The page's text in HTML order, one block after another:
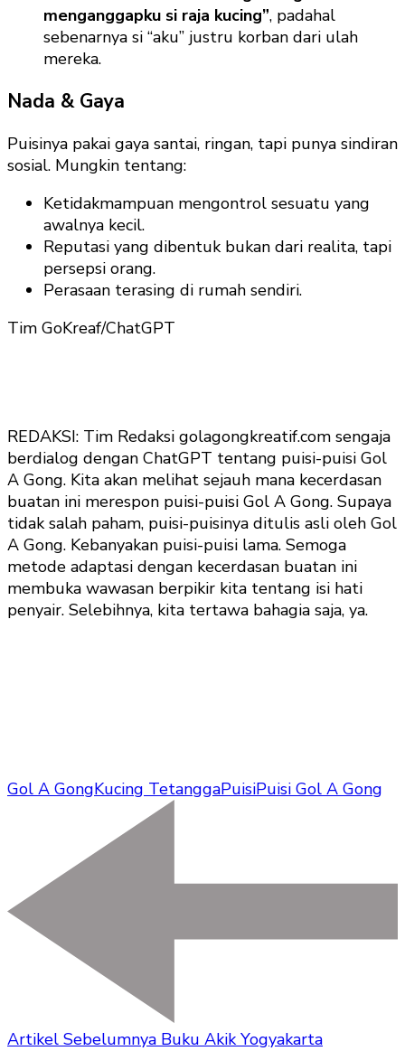
menganggapku si raja kucing”, padahal
sebenarnya si “aku” justru korban dari ulah
mereka.
Nada & Gaya
Puisinya pakai gaya santai, ringan, tapi punya sindiran
sosial. Mungkin tentang:
Ketidakmampuan mengontrol sesuatu yang
awalnya kecil.
Reputasi yang dibentuk bukan dari realita, tapi
persepsi orang.
Perasaan terasing di rumah sendiri.
Tim GoKreaf/ChatGPT
REDAKSI: Tim Redaksi golagongkreatif.com sengaja
berdialog dengan ChatGPT tentang puisi-puisi Gol
A Gong. Kita akan melihat sejauh mana kecerdasan
buatan ini merespon puisi-puisi Gol A Gong. Supaya
tidak salah paham, puisi-puisinya ditulis asli oleh Gol
A Gong. Kebanyakan puisi-puisi lama. Semoga
metode adaptasi dengan kecerdasan buatan ini
membuka wawasan berpikir kita tentang isi hati
penyair. Selebihnya, kita tertawa bahagia saja, ya.
Gol A GongKucing TetanggaPuisiPuisi Gol A Gong
Artikel Sebelumnya Buku Akik Yogyakarta